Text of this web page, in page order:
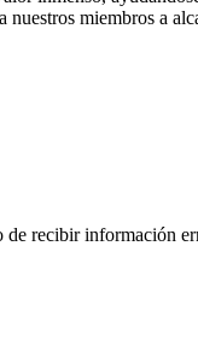
nuestros miembros a
recibir información